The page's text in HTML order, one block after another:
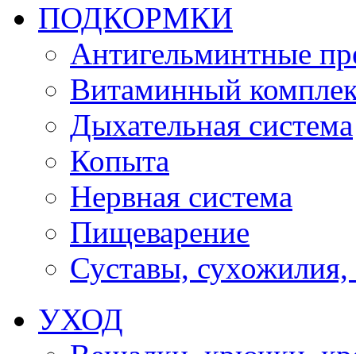
ПОДКОРМКИ
Антигельминтные
Витаминный
Дыхательная система
Копыта
Нервная система
Пищеварение
Суставы, сухожилия,
УХОД